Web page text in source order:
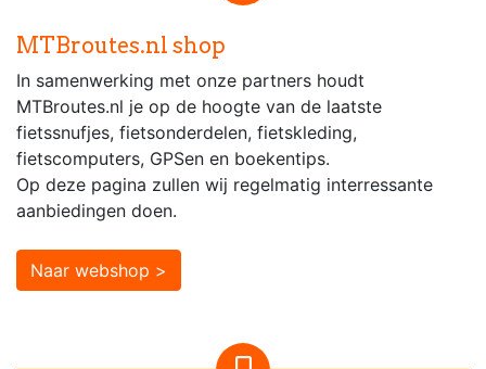
MTBroutes.nl shop
In samenwerking met onze partners houdt
MTBroutes.nl je op de hoogte van de laatste
fietssnufjes, fietsonderdelen, fietskleding,
fietscomputers, GPSen en boekentips.
Op deze pagina zullen wij regelmatig interressante
aanbiedingen doen.
Naar webshop >